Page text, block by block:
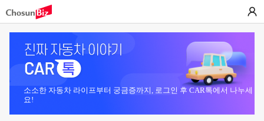
소소한 자동차 라이프부터 궁금증까지, 로그인 후 CAR톡에서 나누세
요!